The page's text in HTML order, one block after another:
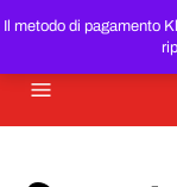
Il metodo di pagamento